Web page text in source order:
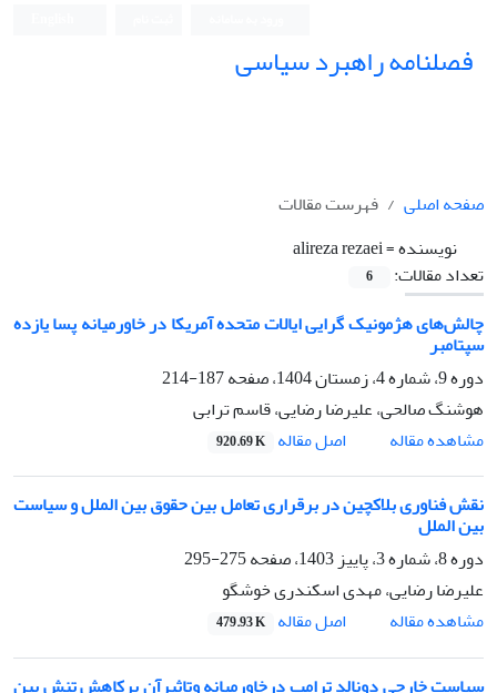
فصلنامه راهبرد سیاسی
صفحه اصلی
فهرست مقالات
نویسنده =alireza rezaei
تعداد مقالات:
6
چالش‌های هژمونیک گرایی ایالات متحده آمریکا در خاورمیانه پسا یازده
سپتامبر
دوره 9، شماره 4، زمستان 1404، صفحه
187-214
هوشنگ صالحی، علیرضا رضایی، قاسم ترابی
مشاهده مقاله
اصل مقاله 920.69 K
نقش فناوری بلاکچین در برقراری تعامل بین حقوق بین الملل و سیاست
بین الملل
دوره 8، شماره 3، پاییز 1403، صفحه
275-295
علیرضا رضایی، مهدی اسکندری خوشگو
مشاهده مقاله
اصل مقاله 479.93 K
سیاست خارجی دونالد ترامپ درخاورمیانه وتاثیرآن برکاهش تنش بین